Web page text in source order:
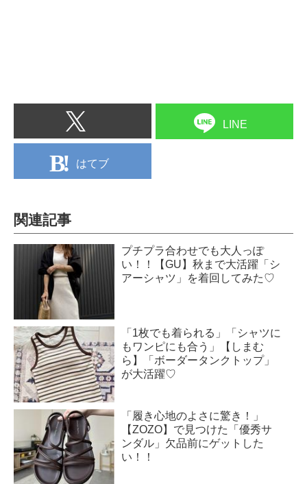
LINE
はてブ
関連記事
プチプラ合わせでも大人っぽ
い！！【GU】秋まで大活躍「シ
アーシャツ」を着回してみた♡
「1枚でも着られる」「シャツに
もワンピにも合う」【しまむ
ら】「ボーダータンクトップ」
が大活躍♡
「履き心地のよさに驚き！」
【ZOZO】で見つけた「優秀サ
ンダル」欠品前にゲットした
い！！